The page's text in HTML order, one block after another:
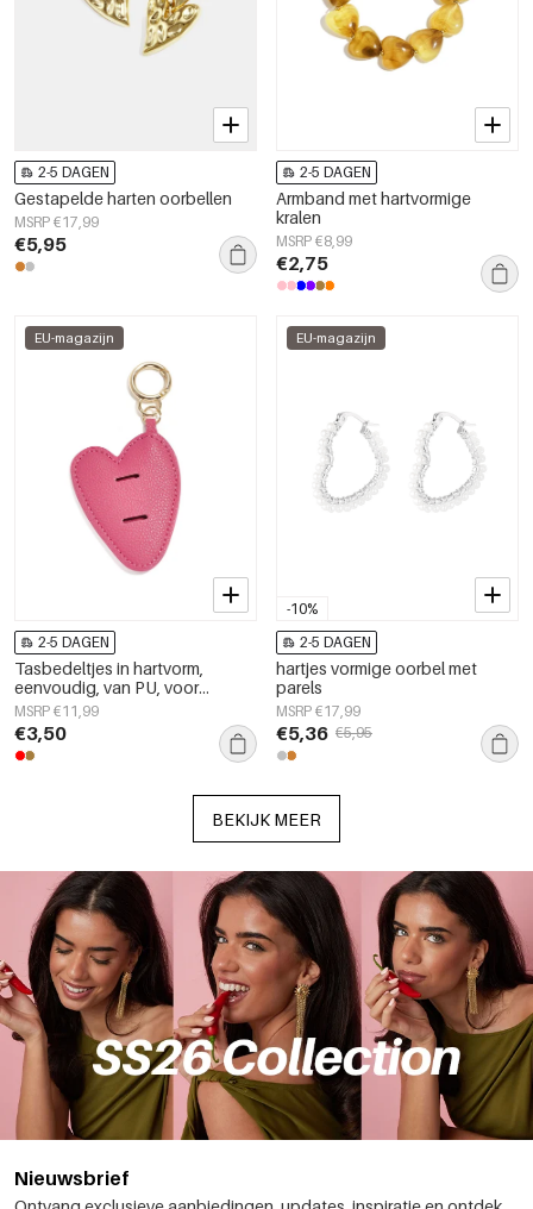
2-5 DAGEN
Gestapelde harten oorbellen
MSRP €17,99
€5,95
2-5 DAGEN
Armband met hartvormige
kralen
MSRP €8,99
€2,75
EU-magazijn
2-5 DAGEN
Tasbedeltjes in hartvorm,
eenvoudig, van PU, voor
dagelijks gebruik.
MSRP €11,99
€3,50
-10%
EU-magazijn
2-5 DAGEN
hartjes vormige oorbel met
parels
MSRP €17,99
€5,36 €5,95
BEKIJK MEER
Nieuwsbrief